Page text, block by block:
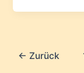
← Zurück